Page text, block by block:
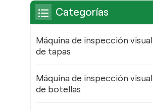
Categorías
Máquina de inspección visual
de tapas
Máquina de inspección visual
de botellas